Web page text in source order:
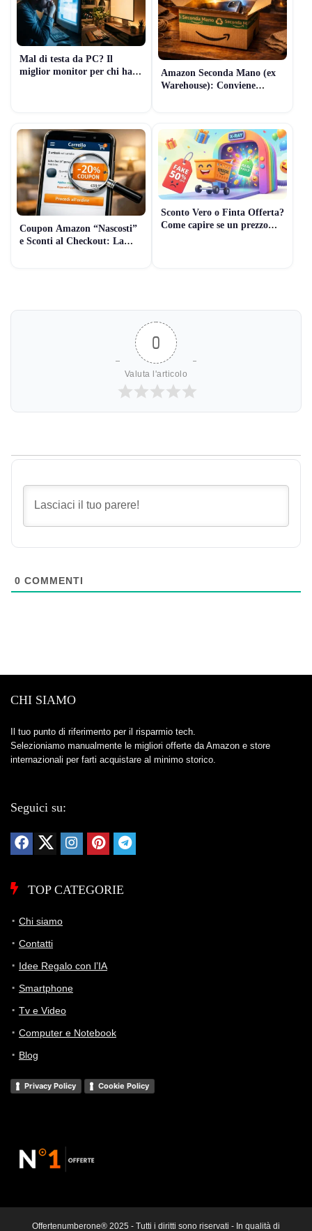
Mal di testa da PC? Il
miglior monitor per chi ha
Amazon Seconda Mano (ex
Warehouse): Conviene
Coupon Amazon “Nascosti”
e Sconti al Checkout: La
Sconto Vero o Finta Offerta?
Come capire se un prezzo
0
Valuta l'articolo
0 COMMENTI
CHI SIAMO
Il tuo punto di riferimento per il risparmio tech.
Selezioniamo manualmente le migliori offerte da Amazon e store
internazionali per farti acquistare al minimo storico.
Seguici su:
TOP CATEGORIE
Chi siamo
Contatti
Idee Regalo con l’IA
Smartphone
Tv e Video
Computer e Notebook
Blog
Privacy Policy Cookie Policy
Offertenumberone® 2025 - Tutti i diritti sono riservati - In qualità di